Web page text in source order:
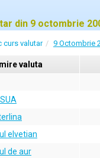
din 9 octombrie
curs valutar 9 Octombrie
valuta
elvetian
de aur